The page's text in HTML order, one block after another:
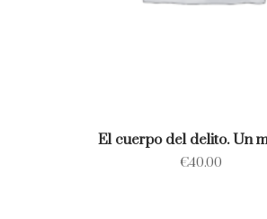
El cuerpo del delito. Un
€40.00